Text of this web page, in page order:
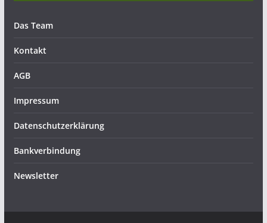
Das Team
Kontakt
AGB
Impressum
Datenschutzerklärung
Bankverbindung
Newsletter